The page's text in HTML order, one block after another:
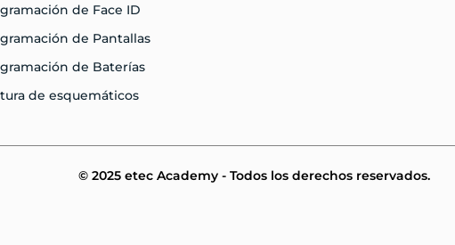
de Face ID
de Pantallas
de Baterías
de esquemáticos
© 2025 etec Academy - Todos los derechos reservados.